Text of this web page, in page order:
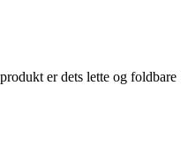
er dets lette og foldbare